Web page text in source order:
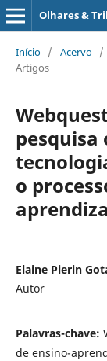
Olhares &
Início / Acervo /
Artigos
pesquisa
o
Elaine Pierin
Autor
Palavras-chave:
de ensino-